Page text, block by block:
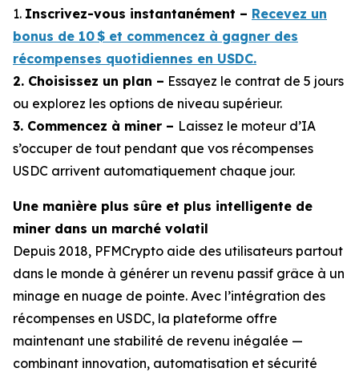
1. Inscrivez-vous instantanément – Recevez un
bonus de 10 $ et commencez à gagner des
récompenses quotidiennes en USDC.
2. Choisissez un plan – Essayez le contrat de 5 jours
ou explorez les options de niveau supérieur.
3. Commencez à miner – Laissez le moteur d’IA
s’occuper de tout pendant que vos récompenses
USDC arrivent automatiquement chaque jour.
Une manière plus sûre et plus intelligente de
miner dans un marché volatil
Depuis 2018, PFMCrypto aide des utilisateurs partout
dans le monde à générer un revenu passif grâce à un
minage en nuage de pointe. Avec l’intégration des
récompenses en USDC, la plateforme offre
maintenant une stabilité de revenu inégalée —
combinant innovation, automatisation et sécurité